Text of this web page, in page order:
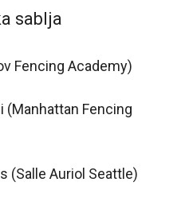
sablja
Fencing Academy)
(Manhattan Fencing
(Salle Auriol Seattle)